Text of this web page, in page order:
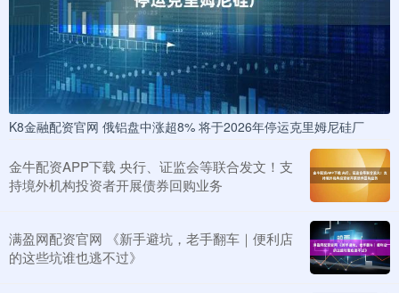
K8金融配资官网 俄铝盘中涨超8% 将于2026年停运克里姆尼硅厂
金牛配资APP下载 央行、证监会等联合发文！支
持境外机构投资者开展债券回购业务
满盈网配资官网 《新手避坑，老手翻车｜便利店
的这些坑谁也逃不过》